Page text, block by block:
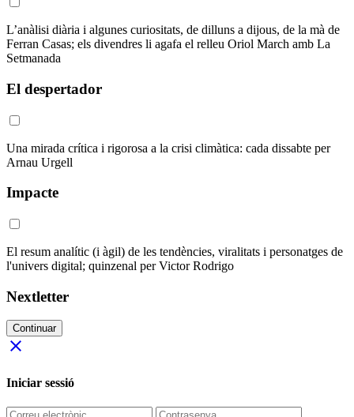
L’anàlisi diària i algunes curiositats, de dilluns a dijous, de la mà de
Ferran Casas; els divendres li agafa el relleu Oriol March amb La
Setmanada
El despertador
Una mirada crítica i rigorosa a la crisi climàtica: cada dissabte per
Arnau Urgell
Impacte
El resum analític (i àgil) de les tendències, viralitats i personatges de
l'univers digital; quinzenal per Victor Rodrigo
Nextletter
Continuar
close
Iniciar sessió